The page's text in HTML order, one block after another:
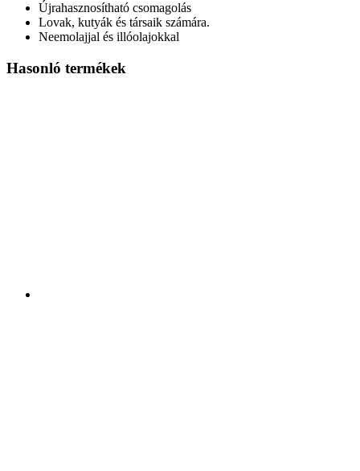
Újrahasznosítható csomagolás
Lovak, kutyák és társaik számára.
Neemolajjal és illóolajokkal
Hasonló termékek